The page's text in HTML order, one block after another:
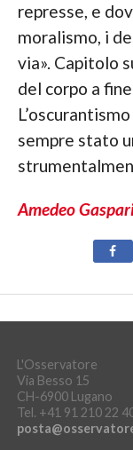
represse, e
moralismo, i
via». Capitolo
del corpo a
sempre stato
Amedeo
L'Osservatore
Via Besso 15
CH-6900 Lugano
Tel. +41 91 210 22